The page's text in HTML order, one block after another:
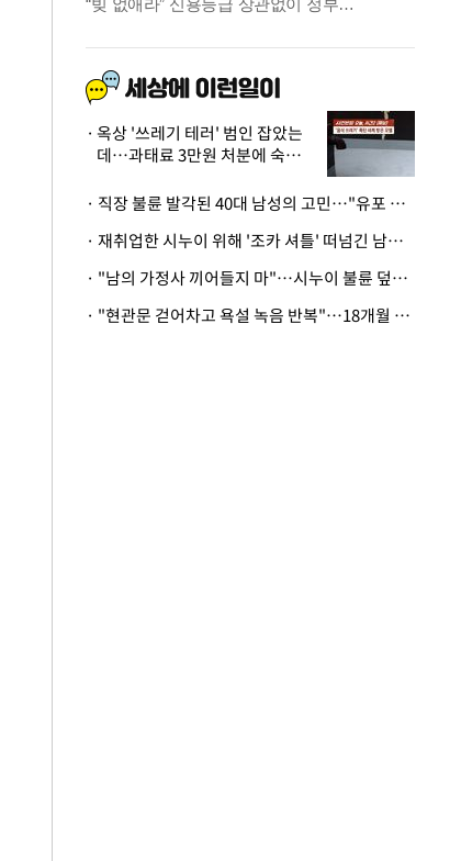
옥상 '쓰레기 테러' 범인 잡았는
데…과태료 3만원 처분에 숙박업
· 직장 불륜 발각된 40대 남성의 고민…"유포 동료 명예훼손·협박죄 고소 가능할까"
· 재취업한 시누이 위해 '조카 셔틀' 떠넘긴 남편…아내 "난 못한다"
· "남의 가정사 끼어들지 마"…시누이 불륜 덮으려는 남편에 억울한 아내
· "현관문 걷어차고 욕설 녹음 반복"…18개월 아기 키우는 집 뒤흔든 '앞집의 비극'